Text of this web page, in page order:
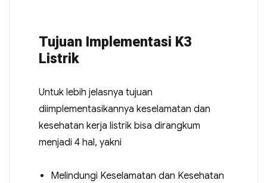
Tujuan Implementasi K3
Listrik
Untuk lebih jelasnya tujuan
diimplementasikannya keselamatan dan
kesehatan kerja listrik bisa dirangkum
menjadi 4 hal, yakni
Melindungi Keselamatan dan Kesehatan